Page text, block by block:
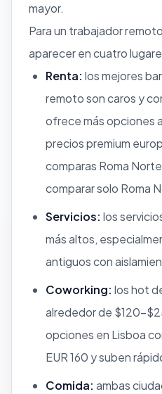
mayor.
Para un trabajador
aparecer en cuatro
Renta: los mejores
remoto son caros y
ofrece más opciones
precios premium
comparas Roma
comparar solo Roma
Servicios: los
más altos,
antiguos con
Coworking: los hot
alrededor de $120-
opciones en Lisboa
EUR 160 y suben
Comida: ambas